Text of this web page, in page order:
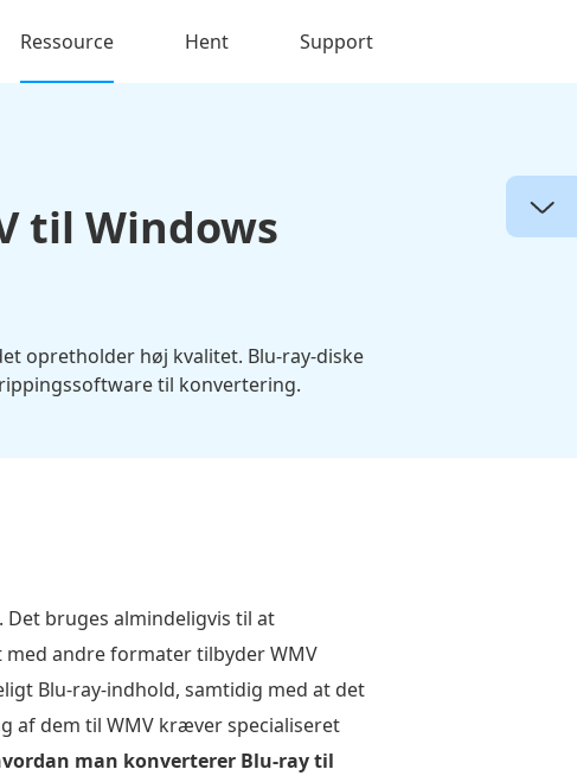
Ressource Hent Support
til Windows
opretholder høj kvalitet. Blu-ray-diske
til konvertering.
bruges almindeligvis til at
andre formater tilbyder WMV
Blu-ray-indhold, samtidig med at det
af dem til WMV kræver specialiseret
man konverterer Blu-ray til